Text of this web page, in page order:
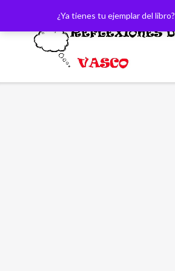
¿Ya tienes tu ejemplar del libro?
contenido